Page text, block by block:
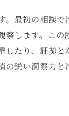
を解決するス
く探偵の鋭い
的浮気の見極め
探る探偵の観察
最初の相談
します。こ
たり、証拠
鋭い洞察力